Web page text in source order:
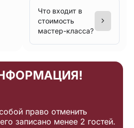
Что входит в
стоимость
мастер-класса?
право отменить
записано менее 2 гостей.